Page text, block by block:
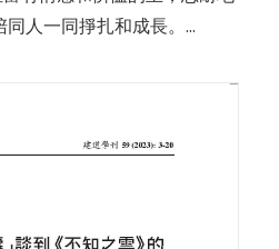
人一同掙扎和成長。…